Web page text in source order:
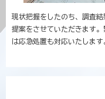
現状把握をしたのち、調査
提案をさせていただきます
は応急処置も対応いたします